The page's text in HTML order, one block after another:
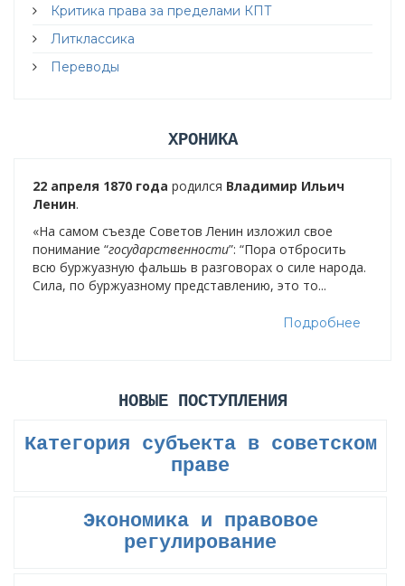
Критика права за пределами КПТ
Литклассика
Переводы
ХРОНИКА
22 апреля 1870 года родился Владимир Ильич
Ленин.
«На самом съезде Советов Ленин изложил свое
понимание “государственности”: “Пора отбросить
всю буржуазную фальшь в разговорах о силе народа.
Сила, по буржуазному представлению, это то...
Подробнее
НОВЫЕ ПОСТУПЛЕНИЯ
Категория субъекта в советском
праве
Экономика и правовое
регулирование